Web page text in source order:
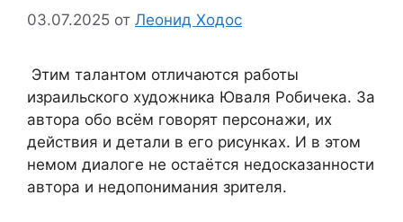
03.07.2025 от Леонид Ходос
Этим талантом отличаются работы
израильского художника Юваля Робичека. За
автора обо всём говорят персонажи, их
действия и детали в его рисунках. И в этом
немом диалоге не остаётся недосказанности
автора и недопонимания зрителя.